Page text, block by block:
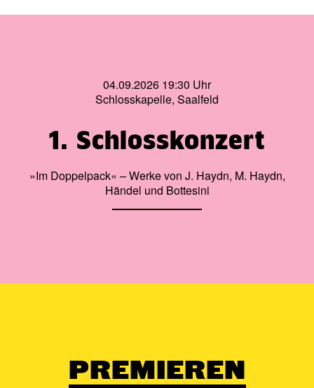
04.09.2026 19:30 Uhr
Schlosskapelle, Saalfeld
1. Schlosskonzert
»Im Doppelpack« – Werke von J. Haydn, M. Haydn,
Händel und Bottesini
PREMIEREN